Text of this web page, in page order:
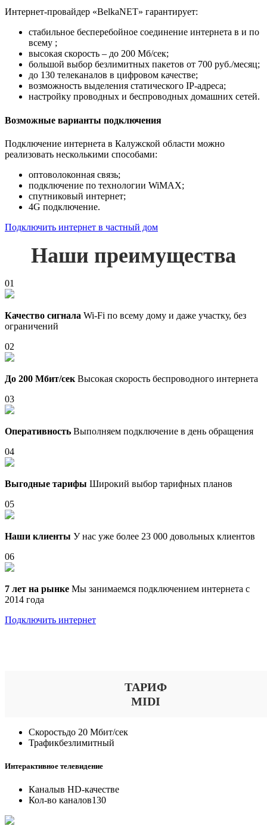
Интернет-провайдер «BelkaNET» гарантирует:
стабильное бесперебойное соединение интернета в и по
всему ;
высокая скорость – до 200 Мб/сек;
большой выбор безлимитных пакетов от 700 руб./месяц;
до 130 телеканалов в цифровом качестве;
возможность выделения статического IP-адреса;
настройку проводных и беспроводных домашних сетей.
Возможные варианты подключения
Подключение интернета в Калужской области можно
реализовать несколькими способами:
оптоволоконная связь;
подключение по технологии WiMAX;
спутниковый интернет;
4G подключение.
Подключить интернет в частный дом
Наши преимущества
01
Качество сигнала Wi-Fi по всему дому и даже участку, без
ограничений
02
До 200 Мбит/сек Высокая скорость беспроводного интернета
03
Оперативность Выполняем подключение в день обращения
04
Выгодные тарифы Широкий выбор тарифных планов
05
Наши клиенты У нас уже более 23 000 довольных клиентов
06
7 лет на рынке Мы занимаемся подключением интернета с
2014 года
Подключить интернет
ТАРИФ
MIDI
Скоростьдо 20 Мбит/сек
Трафикбезлимитный
Интерактивное телевидение
Каналыв HD-качестве
Кол-во каналов130